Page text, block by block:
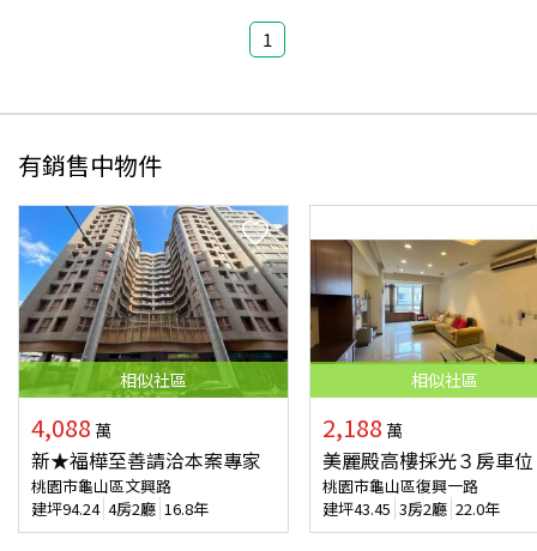
1
有銷售中物件
相似社區
4,088 萬
新★福樺至善請洽本案專家
桃園市龜山區文興路
建坪94.24 4房2廳 16.8年
相似社區
2,188 萬
美麗殿高樓採光３房車位
桃園市龜山區復興一路
建坪43.45 3房2廳 22.0年